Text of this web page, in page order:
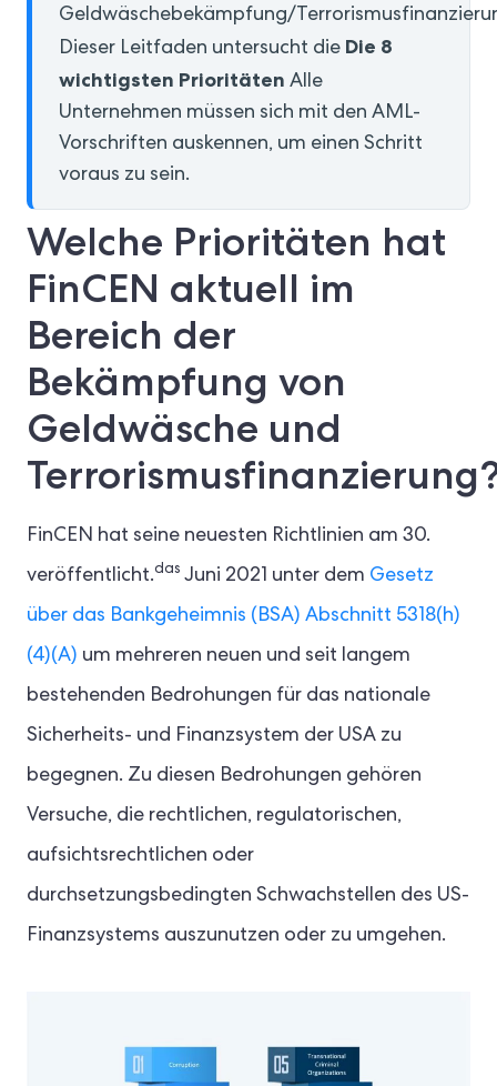
Geldwäschebekämpfung/
Dieser Leitfaden untersucht die Die 8
wichtigsten Prioritäten Alle
Unternehmen müssen sich mit den AML-
Vorschriften auskennen, um einen Schritt
voraus zu sein.
Welche Prioritäten hat
FinCEN aktuell im
Bereich der
Bekämpfung von
Geldwäsche und
FinCEN hat seine neuesten Richtlinien am 30.
veröffentlicht.das Juni 2021 unter dem Gesetz
über das Bankgeheimnis (BSA) Abschnitt 5318(h)
(4)(A) um mehreren neuen und seit langem
bestehenden Bedrohungen für das nationale
Sicherheits- und Finanzsystem der USA zu
begegnen. Zu diesen Bedrohungen gehören
Versuche, die rechtlichen, regulatorischen,
aufsichtsrechtlichen oder
durchsetzungsbedingten Schwachstellen des US-
Finanzsystems auszunutzen oder zu umgehen.